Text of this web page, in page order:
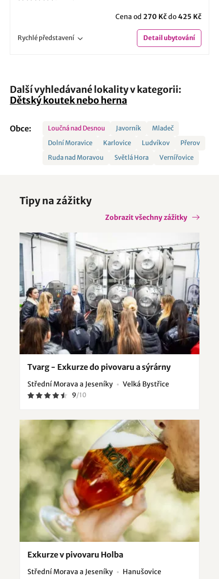
Cena od 270 Kčdo425 Kč
Rychlépředstavení Detailubytování
Další vyhledávané lokality v kategorii:
Dětský koutek nebo herna
Obce: Loučná nad Desnou Javorník
Mladeč
Dolní Moravice
Karlovice Ludvíkov
Přerov
Ruda nad Moravou
Světlá Hora Vernířovice
Tipy na zážitky
Zobrazit všechny zážitky
Tvarg - Exkurze do pivovaru a sýrárny
Střední Morava a Jeseníky Velká Bystřice
9/10
Exkurze v pivovaru Holba
Střední Morava a Jeseníky Hanušovice